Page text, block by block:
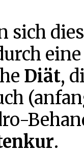
sich
Diät,
.